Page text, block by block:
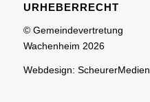
URHEBERRECHT
© Gemeindevertretung
Wachenheim 2026
Webdesign: ScheurerMedien